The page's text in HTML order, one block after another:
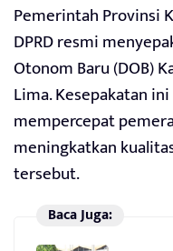
Pemerintah Provinsi
DPRD resmi
Otonom Baru (DOB)
Lima. Kesepakatan
mempercepat
meningkatkan
tersebut.
Baca Juga: